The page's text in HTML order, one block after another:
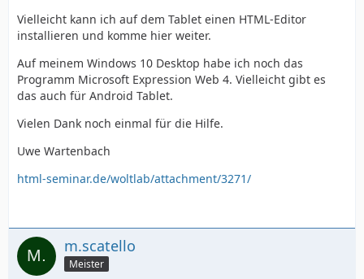
Vielleicht kann ich auf dem Tablet einen HTML-Editor
installieren und komme hier weiter.
Auf meinem Windows 10 Desktop habe ich noch das
Programm Microsoft Expression Web 4. Vielleicht gibt es
das auch für Android Tablet.
Vielen Dank noch einmal für die Hilfe.
Uwe Wartenbach
html-seminar.de/woltlab/attachment/3271/
m.scatello
Meister